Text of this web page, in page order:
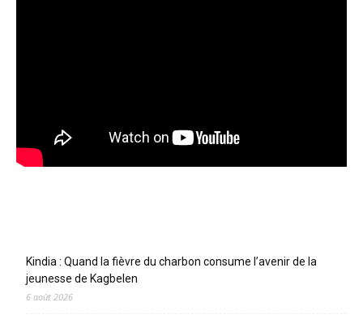
Kindia : Quand la fièvre du charbon consume l’avenir de la
jeunesse de Kagbelen
6 août 2026